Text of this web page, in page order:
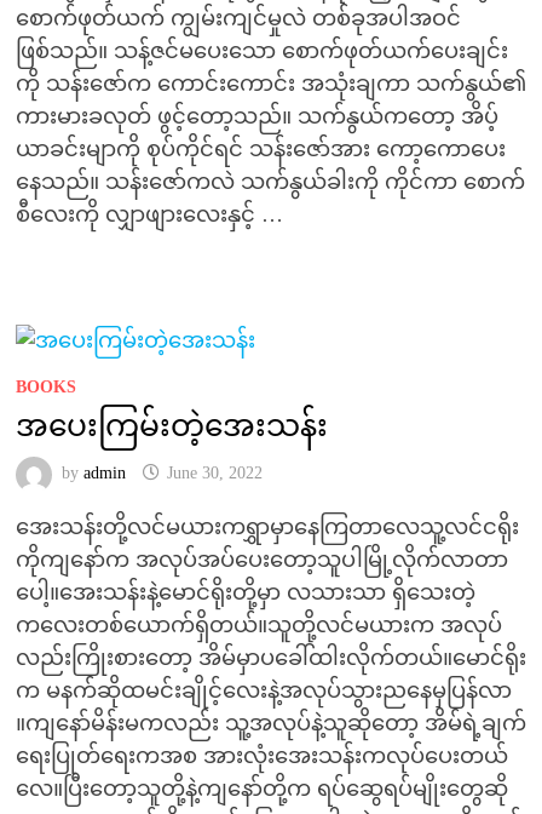
စောက်ဖုတ်ယက် ကျွမ်းကျင်မှုလဲ တစ်ခုအပါအဝင်
ဖြစ်သည်။ သန့်ဇင်မပေးသော စောက်ဖုတ်ယက်ပေးချင်း
ကို သန်းဇော်က ကောင်းကောင်း အသုံးချကာ သက်နွယ်၏
ကားမားခလုတ် ဖွင့်တော့သည်။ သက်နွယ်ကတော့ အိပ့်
ယာခင်းမျာကို စုပ်ကိုင်ရင် သန်းဇော်အား ကော့ကောပေး
နေသည်။ သန်းဇော်ကလဲ သက်နွယ်ခါးကို ကိုင်ကာ စောက်
စီလေးကို လျှာဖျားလေးနှင့် …
BOOKS
အပေးကြမ်းတဲ့အေးသန်း
by admin June 30, 2022
အေးသန်းတို့လင်မယားကရွှာမှာနေကြတာလေသူ့လင်ငရိုး
ကိုကျနော်က အလုပ်အပ်ပေးတော့သူပါမြို့လိုက်လာတာ
ပေါ့။အေးသန်းနဲ့မောင်ရိုးတို့မှာ လသားသာ ရှိသေးတဲ့
ကလေးတစ်ယောက်ရှိတယ်။သူတို့လင်မယားက အလုပ်
လည်းကြိုးစားတော့ အိမ်မှာပခေါ်ထါးလိုက်တယ်။မောင်ရိုး
က မနက်ဆိုထမင်းချိုင့်လေးနဲ့အလုပ်သွားညနေမှပြန်လာ
။ကျနော်မိန်းမကလည်း သူ့အလုပ်နဲ့သူဆိုတော့ အိမ်ရဲ့ချက်
ရေးပြုတ်ရေးကအစ အားလုံးအေးသန်းကလုပ်ပေးတယ်
လေ။ပြီးတော့သူတို့နဲ့ကျနော်တို့က ရပ်ဆွေရပ်မျိုးတွေဆို